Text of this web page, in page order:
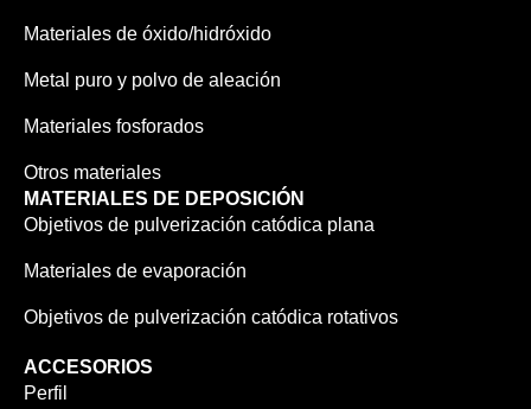
Materiales de óxido/hidróxido
Metal puro y polvo de aleación
Materiales fosforados
Otros materiales
MATERIALES DE DEPOSICIÓN
Objetivos de pulverización catódica plana
Materiales de evaporación
Objetivos de pulverización catódica rotativos
ACCESORIOS
Perfil